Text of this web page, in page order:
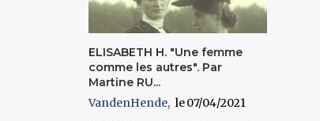
ELISABETH H. "Une femme
comme les autres". Par
Martine RU...
VandenHende
07/04/2021